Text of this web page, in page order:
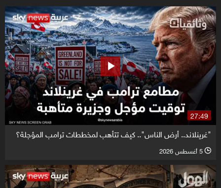
27:49
"غرينلاند.. أرض الناس".. كيف تتأهب لمخططات ترامب المؤجلة؟
l 5 أغسطس 2026